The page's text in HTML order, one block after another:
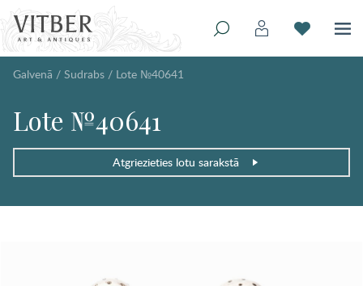
Galvenā / Sudrabs / Lote №40641
Lote №40641
Atgriezieties lotu sarakstā